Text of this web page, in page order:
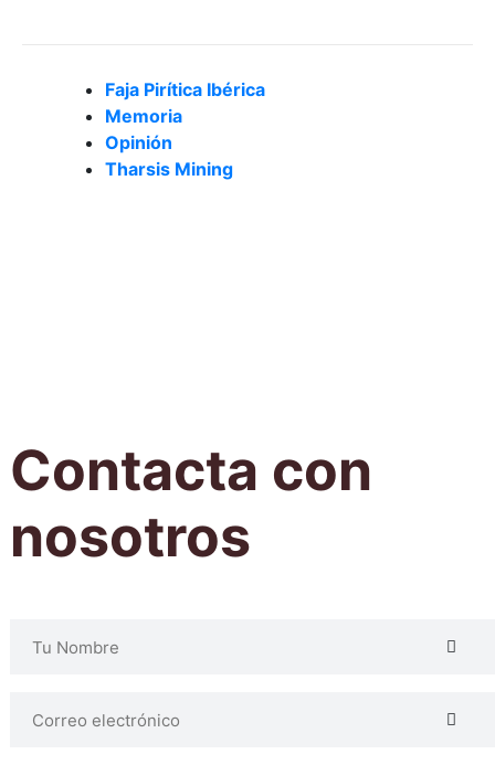
Faja Pirítica Ibérica
Memoria
Opinión
Tharsis Mining
Contacta con
nosotros